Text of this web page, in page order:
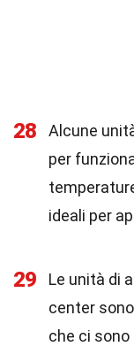
28
Alcune
per
ideali per
29
Le unità di
center
che ci